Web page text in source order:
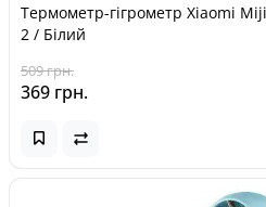
Термометр-гігрометр Xiaomi
2 / Білий
509 грн.
369 грн.